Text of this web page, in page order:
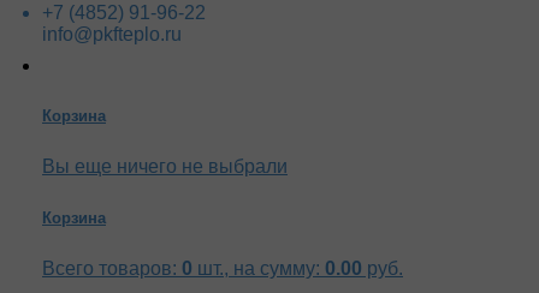
+7 (4852) 91-96-22
info@pkfteplo.ru
Корзина
Вы еще ничего не выбрали
Корзина
Всего товаров: 0 шт., на сумму: 0.00 руб.